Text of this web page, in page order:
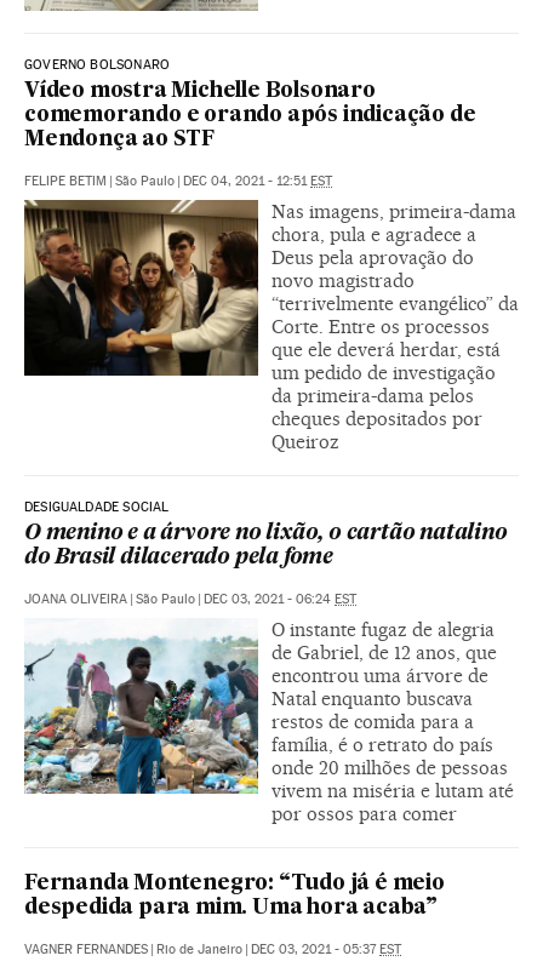
GOVERNO BOLSONARO
Vídeo mostra Michelle Bolsonaro
comemorando e orando após indicação de
Mendonça ao STF
FELIPE BETIM | São Paulo | DEC 04, 2021 - 12:51EST
Nas imagens, primeira-dama
chora, pula e agradece a
Deus pela aprovação do
novo magistrado
“terrivelmente evangélico” da
Corte. Entre os processos
que ele deverá herdar, está
um pedido de investigação
da primeira-dama pelos
cheques depositados por
Queiroz
DESIGUALDADE SOCIAL
O menino e a árvore no lixão, o cartão natalino
do Brasil dilacerado pela fome
JOANA OLIVEIRA | São Paulo | DEC 03, 2021 - 06:24 EST
O instante fugaz de alegria
de Gabriel, de 12 anos, que
encontrou uma árvore de
Natal enquanto buscava
restos de comida para a
família, é o retrato do país
onde 20 milhões de pessoas
vivem na miséria e lutam até
por ossos para comer
Fernanda Montenegro: “Tudo já é meio
despedida para mim. Uma hora acaba”
VAGNER FERNANDES | Rio de Janeiro | DEC 03, 2021 - 05:37EST